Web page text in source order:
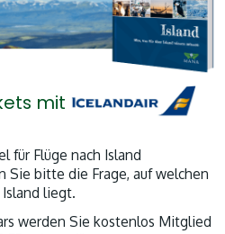
mit
für Flüge nach Island
bitte die Frage, auf welchen
liegt.
werden Sie kostenlos Mitglied